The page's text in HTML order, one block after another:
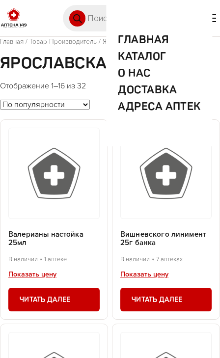
ГЛАВНАЯ
КАТАЛОГ
О НАС
ДОСТАВКА
АДРЕСА АПТЕК
Главная / Товар Производитель / Ярославская ФФ
ЯРОСЛАВСКАЯ ФФ
Отображение 1–16 из 32
Валерианы настойка
25мл
В наличии в 1 аптеке
Показать цену
ЧИТАТЬ ДАЛЕЕ
Вишневского линимент
25г банка
В наличии в 7 аптеках
Показать цену
ЧИТАТЬ ДАЛЕЕ